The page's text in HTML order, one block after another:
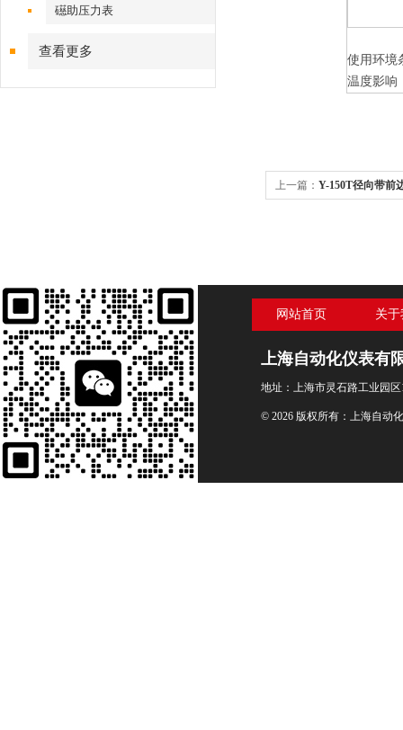
礠助压力表
查看更多
使用环境
温度影响
上一篇： Y-150T径向带前
网站首页 关
上海自动化仪表有
地址：上海市灵石路工业园区
© 2026 版权所有：上海自动